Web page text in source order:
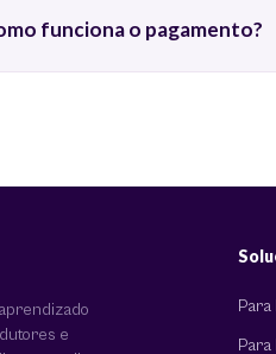
funciona o pagamento?
e